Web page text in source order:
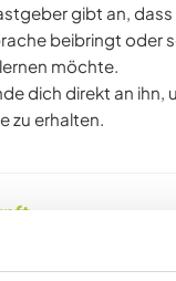
gibt an, dass
beibringt oder
möchte.
dich direkt an ihn,
zu erhalten.
a nice private